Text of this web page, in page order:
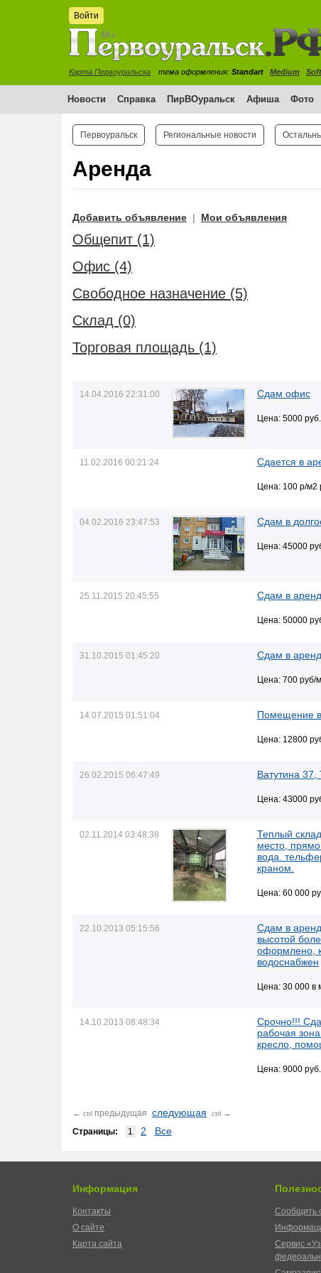
Войти
Карта Первоуральска тема оформления: Standart Medium Soft
Новости Справка ПирВОуральск Афиша Фото
Первоуральск Региональные новости
Аренда
Добавить объявление Мои объявления
Общепит (1)
Офис (4)
Свободное назначение (5)
Склад (0)
Торговая площадь (1)
14.04.2016 22:31:00 Сдам офис
Цена: 5000 руб.
11.02.2016 00:21:24 Сдается в
Цена: 100 р/м2
04.02.2016 23:47:53 Сдам в
Цена: 45000
25.11.2015 20:45:55 Сдам в
Цена: 50000
31.10.2015 01:45:20 Сдам в
Цена: 700 руб/
14.07.2015 01:51:04 Помещение
Цена: 12800
26.02.2015 06:47:49 Ватутина
Цена: 43000
02.11.2014 03:48:38
Теплый
место,
вода.
краном.
Цена: 60 000
22.10.2013 05:15:56
Cдам в
высотой
оформлено,
водоснабжен
Цена: 30 000 в
14.10.2013 08:48:34
Срочно!!!
рабочая
кресло,
Цена: 9000 руб.
← ctrl предыдущая следующая ctrl →
Страницы:
1 2 Все
Информация
Контакты
О сайте
Карта сайта
Сообщить
Сервис